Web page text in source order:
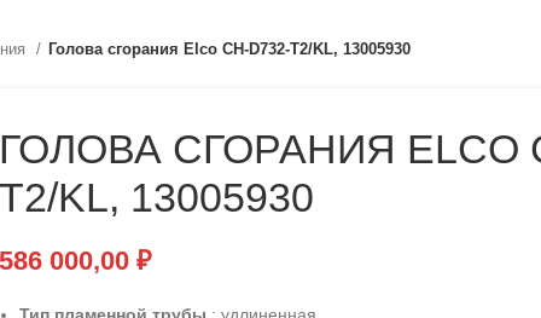
Голова сгорания Elco CH-D732-T2/KL, 13005930
СГОРАНИЯ ELCO
KL, 13005930
000,00 ₽